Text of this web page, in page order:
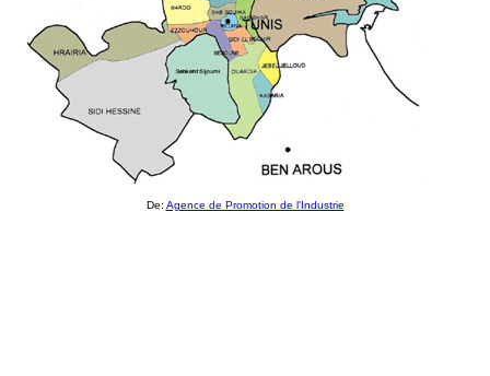
De: Agence de Promotion de l'Industrie